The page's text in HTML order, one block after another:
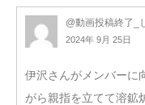
@動画投稿終了_
2024年 9月 25日
伊沢さんがメンバーに
がら親指を立てて溶鉱